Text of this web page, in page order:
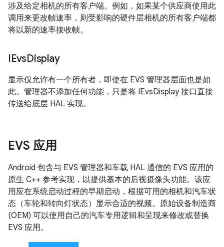
涉及给定相机的所有客户端。例如，如果某个供应商使用此
调用来更改帧速率，则受影响的硬件层相机的所有客户端都
将以新的速率接收帧。
IEvsDisplay
显示仅允许有一个所有者，即使在 EVS 管理器层面也是如
此。管理器不添加任何功能，只是将 IEvsDisplay 接口直接
传送给底层 HAL 实现。
EVS 应用
Android 包含与 EVS 管理器和车载 HAL 通信的 EVS 应用的
原生 C++ 参考实现，以提供基本的后视摄像头功能。该应
用应在系统启动过程的早期启动，根据可用的相机和汽车状
态（车轮和转向灯状态）显示合适的视频。原始设备制造商
(OEM) 可以使用自己的汽车专用逻辑和呈现来修改或替换
EVS 应用。